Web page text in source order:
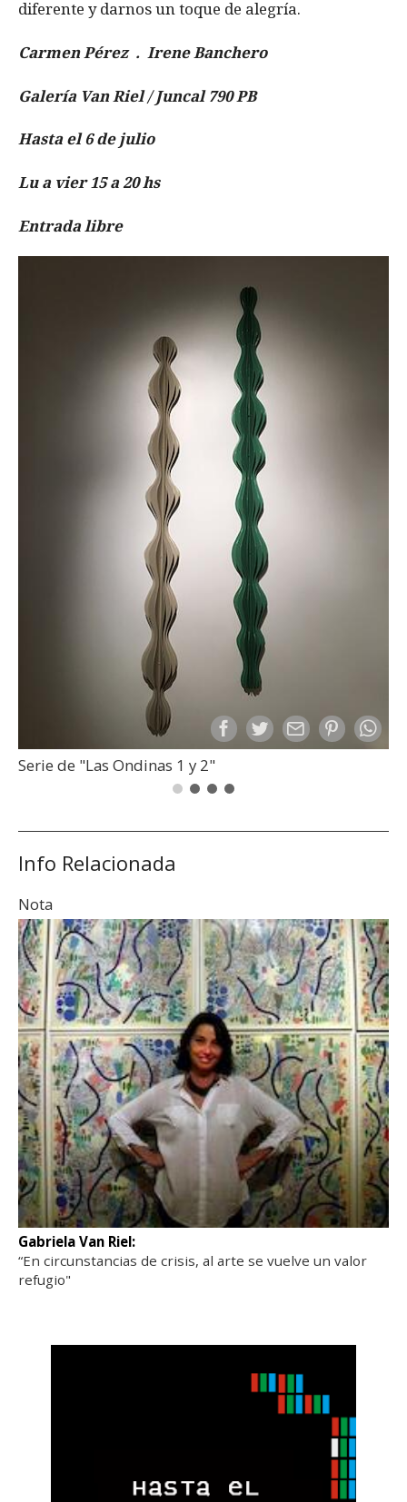
diferente y darnos un toque de alegría.
Carmen Pérez . Irene Banchero
Galería Van Riel / Juncal 790 PB
Hasta el 6 de julio
Lu a vier 15 a 20 hs
Entrada libre
Serie de "Las Ondinas 1 y 2"
Info Relacionada
Nota
Gabriela Van Riel:
“En circunstancias de crisis, al arte se vuelve un valor
refugio"